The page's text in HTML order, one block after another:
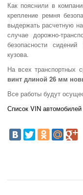
Как пояснили в
крепление ремня
выдержать расчетную
случае дорожно-
безопасности
кузова.
На всех транспортных
винт длиной 26 мм
Все работы будут
Список VIN